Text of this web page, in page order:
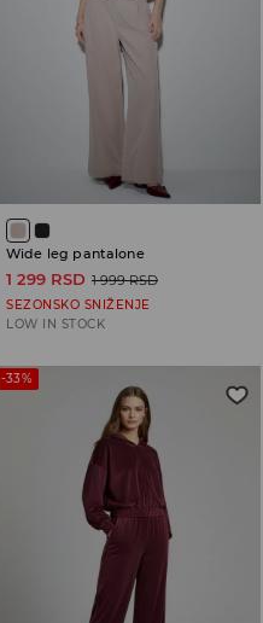
Wide leg pantalone
1 299 RSD 1 999 RSD
SEZONSKO SNIŽENJE
LOW IN STOCK
-33%